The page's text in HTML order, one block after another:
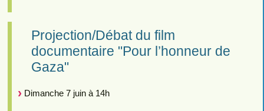
Projection/Débat du film
documentaire "Pour l’honneur de
Gaza"
Dimanche 7 juin à 14h